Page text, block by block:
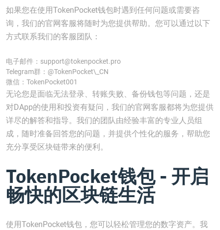
如果您在使用TokenPocket钱包时遇到任何问题或需要咨
询，我们的官网客服将随时为您提供帮助。您可以通过以下
方式联系我们的客服团队：
电子邮件： support@tokenpocket.pro
Telegram群：@TokenPocket\_CN
微信：TokenPocket001
无论您是面临无法登录、转账失败、备份钱包等问题，还是
对DApp的使用和投资有疑问，我们的官网客服都将为您提供
详尽的解答和指导。我们的团队由经验丰富的专业人员组
成，随时准备回答您的问题，并提供个性化的服务，帮助您
充分享受区块链带来的便利。
TokenPocket钱包 - 开启
畅快的区块链生活
使用TokenPocket钱包，您可以轻松管理您的数字资产。我